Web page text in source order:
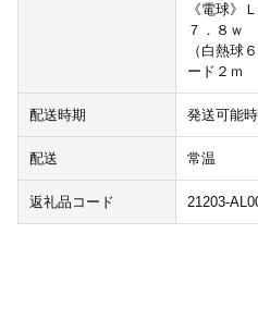
《電球》
７．８ｗ
（白熱球
ード
配送時期 発送可能
配送 常温
返礼品コード 21203-